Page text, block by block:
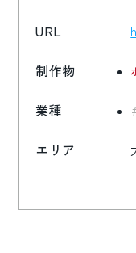
URL
制作物
業種
エリア